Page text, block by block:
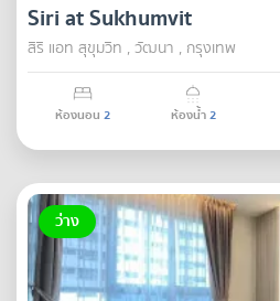
Siri at Sukhumvit
สิริ แอท สุขุมวิท , วัฒนา , กรุงเทพ
ห้องนอน 2 ห้องน้ำ2
ว่าง